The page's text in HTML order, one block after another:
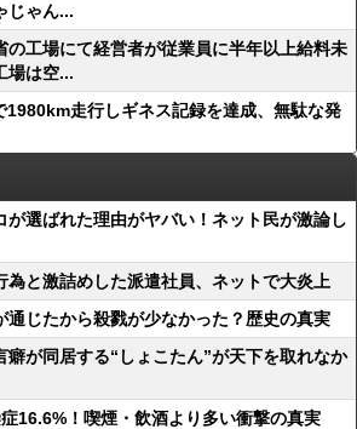
じゃん...
の工場にて経営者が従業員に半年以上給料未
場は空...
走行しギネス記録を達成、無駄な発
が選ばれた理由がヤバい！ネット民が激論し
為と激詰めした派遣社員、ネットで大炎上
通じたから殺戮が少なかった？歴史の真実
癖が同居する“しょこたん”が天下を取れなか
症16.6%！喫煙・飲酒より多い衝撃の真実